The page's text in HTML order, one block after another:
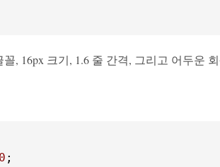
꼴, 16px 크기, 1.6 줄 간격, 그리고 어두운